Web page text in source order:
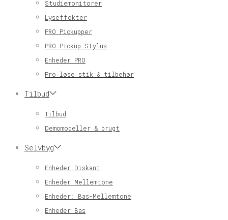
Studiemonitorer
Lyseffekter
PRO Pickupper
PRO Pickup Stylus
Enheder PRO
Pro løse stik & tilbehør
Tilbud
Tilbud
Demomodeller & brugt
Selvbyg
Enheder Diskant
Enheder Mellemtone
Enheder: Bas-Mellemtone
Enheder Bas